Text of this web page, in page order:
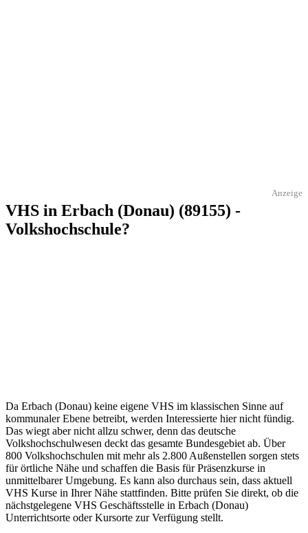
Anzeige
VHS in Erbach (Donau) (89155) -
Volkshochschule?
Da Erbach (Donau) keine eigene VHS im klassischen Sinne auf
kommunaler Ebene betreibt, werden Interessierte hier nicht fündig.
Das wiegt aber nicht allzu schwer, denn das deutsche
Volkshochschulwesen deckt das gesamte Bundesgebiet ab. Über
800 Volkshochschulen mit mehr als 2.800 Außenstellen sorgen stets
für örtliche Nähe und schaffen die Basis für Präsenzkurse in
unmittelbarer Umgebung. Es kann also durchaus sein, dass aktuell
VHS Kurse in Ihrer Nähe stattfinden. Bitte prüfen Sie direkt, ob die
nächstgelegene VHS Geschäftsstelle in Erbach (Donau)
Unterrichtsorte oder Kursorte zur Verfügung stellt.